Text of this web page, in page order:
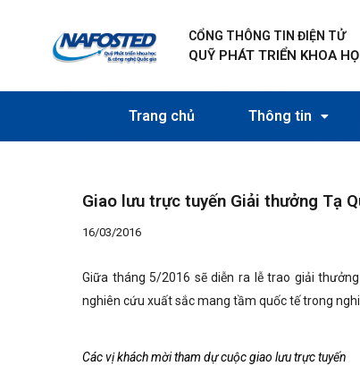
CỔNG THÔNG TIN ĐIỆN TỬ
QUỸ PHÁT TRIỂN KHOA
Trang chủ Thông tin
Giao lưu trực tuyến Giải thưởng Tạ
16/03/2016
Giữa tháng 5/2016 sẽ diễn ra lễ trao giải
nghiên cứu xuất sắc mang tầm quốc tế trong
Các vị khách mời tham dự cuộc giao lưu trực tuyến
hướng
bài